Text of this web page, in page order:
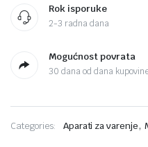
Rok isporuke
2-3 radna dana
Mogućnost povrata
30 dana od dana
Categories: Aparati za varenje,